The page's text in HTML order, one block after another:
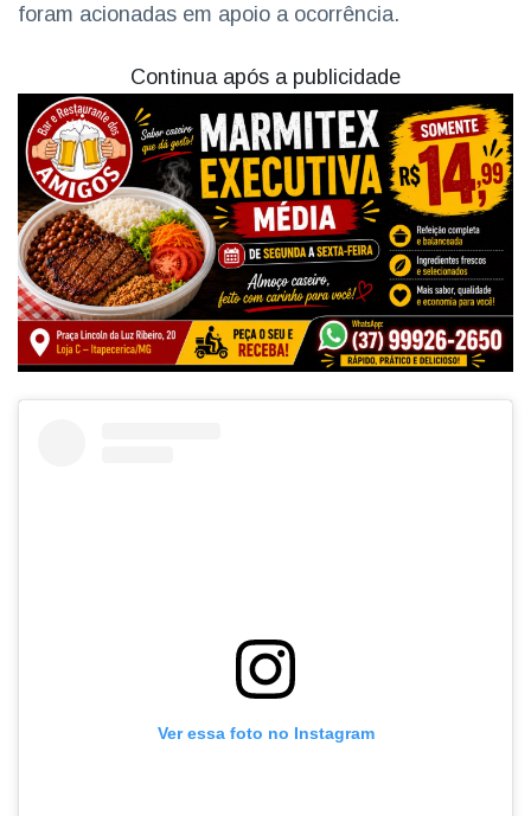
foram acionadas em apoio a ocorrência.
Continua após a publicidade
Ver essa foto no Instagram